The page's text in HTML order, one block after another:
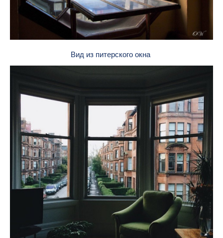
Вид из питерского окна